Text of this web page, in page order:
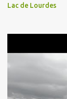
Lac de Lourdes